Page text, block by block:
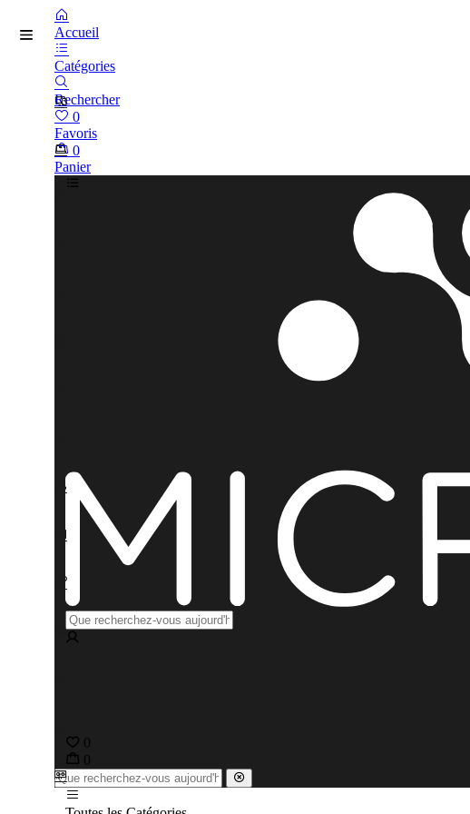
Accueil
Catégories
Rechercher
0
Favoris
0
Panier
0
0